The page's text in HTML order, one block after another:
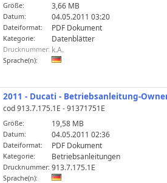
Größe: 3,66 MB
Datum: 04.05.2011 03:20
Dateiformat: PDF Dokument
Kategorie: Datenblätter
Drucknummer: k.A.
Sprache(n):
2011 - Ducati - Betriebsanleitung-
cod 913.7.175.1E - 91371751E
Größe: 19,58 MB
Datum: 04.05.2011 02:36
Dateiformat: PDF Dokument
Kategorie: Betriebsanleitungen
Drucknummer: 913.7.175.1E
Sprache(n):